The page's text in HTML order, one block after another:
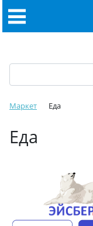
Маркет Еда
Еда